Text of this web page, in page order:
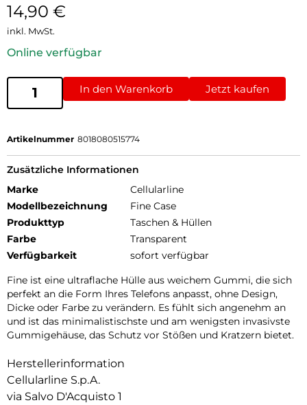
14,90 €
inkl. MwSt.
Online verfügbar
In den Warenkorb Jetzt kaufen
Artikelnummer 8018080515774
Zusätzliche Informationen
Marke
Cellularline
Modellbezeichnung
Fine Case
Produkttyp
Taschen & Hüllen
Farbe
Transparent
Verfügbarkeit
sofort verfügbar
Fine ist eine ultraflache Hülle aus weichem Gummi, die sich
perfekt an die Form Ihres Telefons anpasst, ohne Design,
Dicke oder Farbe zu verändern. Es fühlt sich angenehm an
und ist das minimalistischste und am wenigsten invasivste
Gummigehäuse, das Schutz vor Stößen und Kratzern bietet.
Herstellerinformation
Cellularline S.p.A.
via Salvo D'Acquisto 1